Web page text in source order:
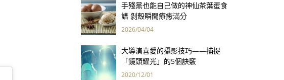
手殘黨也能自己做的神仙茶葉蛋食
譜 剝殼瞬間療癒滿分
2026/04/04
大導演喜愛的攝影技巧——捕捉
「鏡頭耀光」的5個訣竅
2020/12/01